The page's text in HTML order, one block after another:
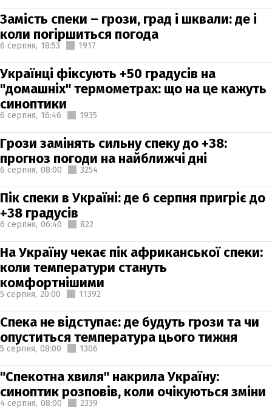
Замість спеки – грози, град і шквали: де і
коли погіршиться погода
6 серпня, 18:53 1917
Українці фіксують +50 градусів на
"домашніх" термометрах: що на це кажуть
синоптики
6 серпня, 16:46 1935
Грози замінять сильну спеку до +38:
прогноз погоди на найближчі дні
6 серпня, 08:00 3254
Пік спеки в Україні: де 6 серпня пригріє до
+38 градусів
6 серпня, 06:40 822
На Україну чекає пік африканської спеки:
коли температури стануть
комфортнішими
5 серпня, 20:00 11392
Спека не відступає: де будуть грози та чи
опуститься температура цього тижня
5 серпня, 08:00 1306
"Спекотна хвиля" накрила Україну:
синоптик розповів, коли очікуються зміни
4 серпня, 08:00 2339